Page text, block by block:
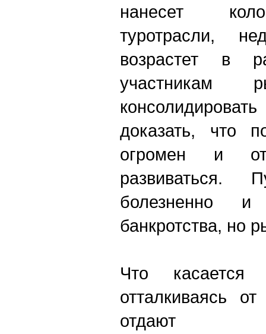
нанесет
туротрасли,
возрастет в
участникам
доказать, что
огромен и
развиваться.
болезненно и
банкротства, но
Что касается
отталкиваясь
отдают